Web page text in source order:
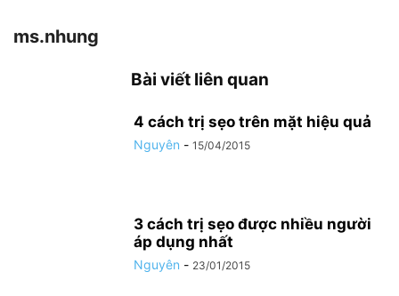
ms.nhung
Bài viết liên quan
4 cách trị sẹo trên mặt hiệu quả
Nguyên - 15/04/2015
3 cách trị sẹo được nhiều người
áp dụng nhất
Nguyên - 23/01/2015